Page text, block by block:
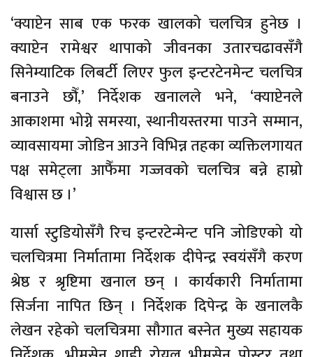
‘क्याप्टेन साब एक फरक खालको चलचित्र हुनेछ ।
क्याप्टेन रामेश्वर थापाको जीवनका उतारचढावसँगै
सिनेम्याटिक लिबर्टी लिएर फुल इन्टरटेनमेन्ट चलचित्र
बनाउने छौँ,’ निर्देशक खनालले भने, ‘क्याप्टेनले
आकाशमा भोग्ने समस्या, स्थानीयस्तरमा पाउने सम्मान,
व्यावसायमा जोडिन आउने विभिन्न तहका व्यक्तिलगायत
पक्ष समेट्ला आफैँमा गज्जवको चलचित्र बन्ने हाम्रो
विश्वास छ ।’
यार्सा स्टुडियोसँगै रिच इन्टरटेन्मेन्ट पनि जोडिएको यो
चलचित्रमा निर्मातामा निर्देशक दीपेन्द्र स्वयंसँगै करण
श्रेष्ठ र श्रृष्टिमा खनाल छन् । कार्यकारी निर्मातामा
सिर्जना नापित छिन् । निर्देशक दिपेन्द्र के खनालकै
लेखन रहेको चलचित्रमा सौगात बस्नेत मुख्य सहायक